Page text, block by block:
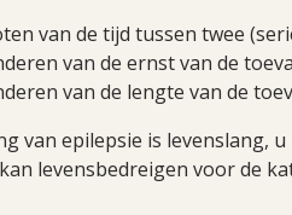
van de tijd tussen twee
van de ernst van de
van de lengte van de
van epilepsie is levenslang,
levensbedreigen voor de